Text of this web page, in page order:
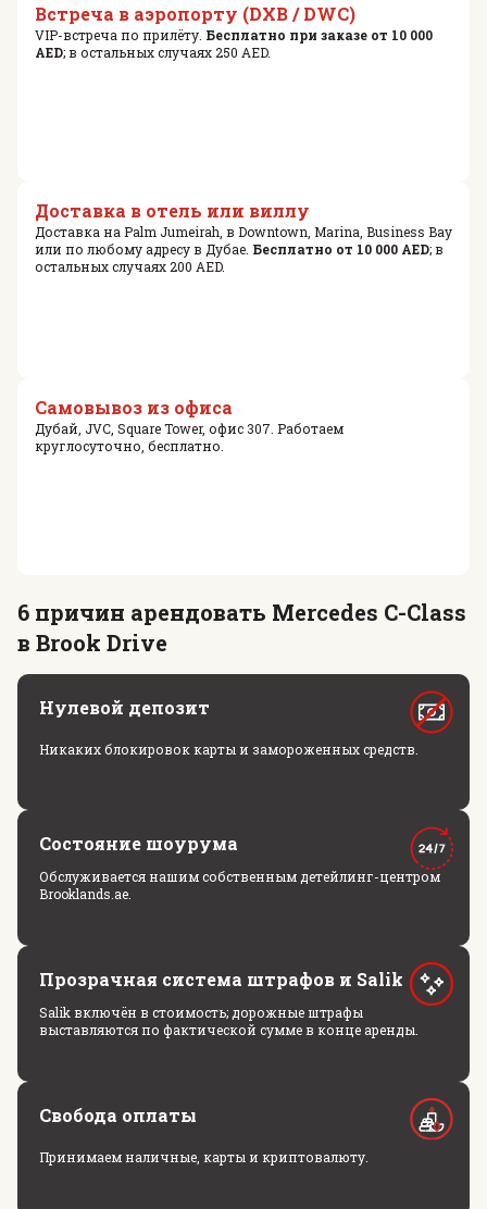
Встреча в аэропорту (DXB / DWC)
VIP-встреча по прилёту. Бесплатно при заказе от 10 000
AED; в остальных случаях 250 AED.
Доставка в отель или виллу
Доставка на Palm Jumeirah, в Downtown, Marina, Business Bay
или по любому адресу в Дубае. Бесплатно от 10 000 AED; в
остальных случаях 200 AED.
Самовывоз из офиса
Дубай, JVC, Square Tower, офис 307. Работаем
круглосуточно, бесплатно.
6 причин арендовать Mercedes C-Class
в Brook Drive
Нулевой депозит
Никаких блокировок карты и замороженных средств.
Состояние шоурума
Обслуживается нашим собственным детейлинг-центром
Brooklands.ae.
Прозрачная система штрафов и Salik
Salik включён в стоимость; дорожные штрафы
выставляются по фактической сумме в конце аренды.
Свобода оплаты
Принимаем наличные, карты и криптовалюту.